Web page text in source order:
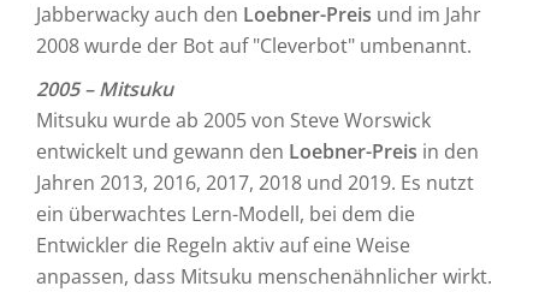
Jabberwacky auch den Loebner-Preis und im Jahr
2008 wurde der Bot auf "Cleverbot" umbenannt.
2005 – Mitsuku
Mitsuku wurde ab 2005 von Steve Worswick
entwickelt und gewann den Loebner-Preis in den
Jahren 2013, 2016, 2017, 2018 und 2019. Es nutzt
ein überwachtes Lern-Modell, bei dem die
Entwickler die Regeln aktiv auf eine Weise
anpassen, dass Mitsuku menschenähnlicher wirkt.